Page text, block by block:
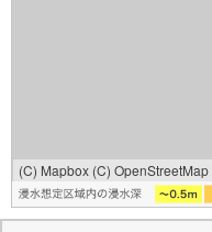
(C) Mapbox (C) OpenStreetMap